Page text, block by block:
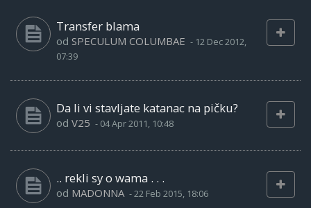
Transfer blama
od SPECULUM COLUMBAE - 12 Dec 2012,
07:39
Da li vi stavljate katanac na pičku?
od V25 - 04 Apr 2011, 10:48
.. rekli sy o wama . . .
od MADONNA -22 Feb 2015, 18:06